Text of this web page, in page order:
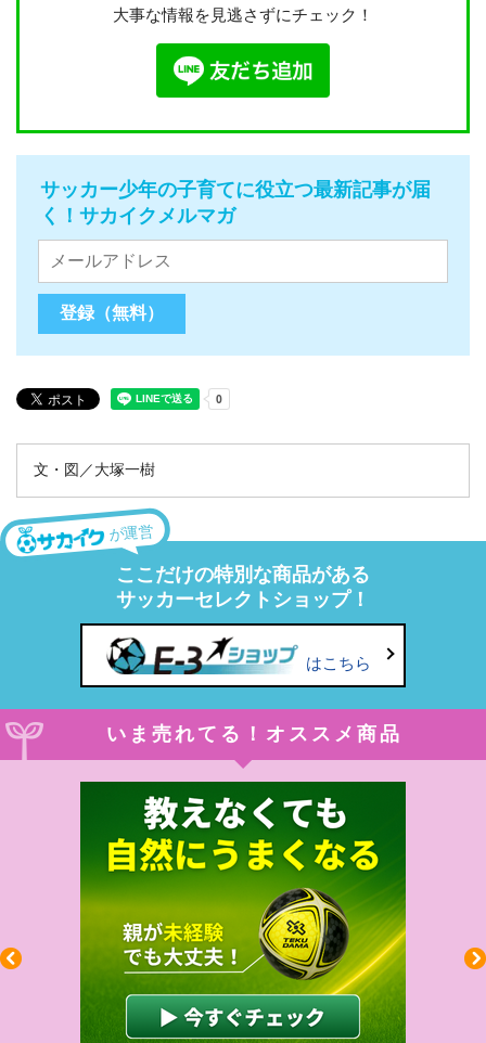
大事な情報を見逃さずにチェック！
サッカー少年の子育てに役立つ最新記事が届
く！サカイクメルマガ
文・図／大塚一樹
が運営
ここだけの特別な商品がある
サッカーセレクトショップ！
はこちら
いま売れてる！オススメ商品